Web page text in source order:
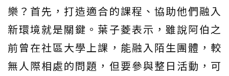
樂？首先，打造適合的課程、協助他們融入
新環境就是關鍵。葉子菱表示，雖說阿伯之
前曾在社區大學上課，能融入陌生團體，較
無人際相處的問題，但要參與整日活動，可